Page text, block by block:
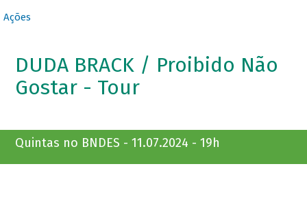
Ações
DUDA BRACK / Proibido Não
Gostar - Tour
Quintas no BNDES - 11.07.2024 - 19h